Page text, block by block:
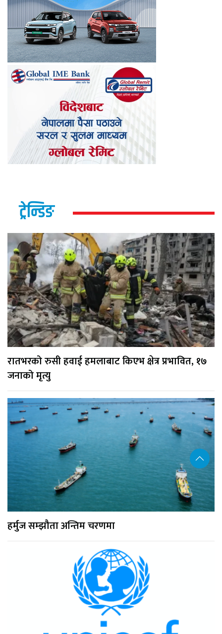
ट्रेन्डिङ
रातभरको रुसी हवाई हमलाबाट किएभ क्षेत्र प्रभावित, १७
जनाको मृत्यु
हर्मुज सम्झौता अन्तिम चरणमा